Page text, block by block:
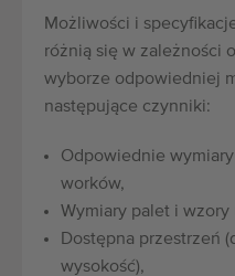
Możliwości i
różnią się w zależności
wyborze odpowiedniej
następujące czynniki:
Odpowiednie
worków,
Wymiary palet i wzory
Dostępna przestrzeń
wysokość),